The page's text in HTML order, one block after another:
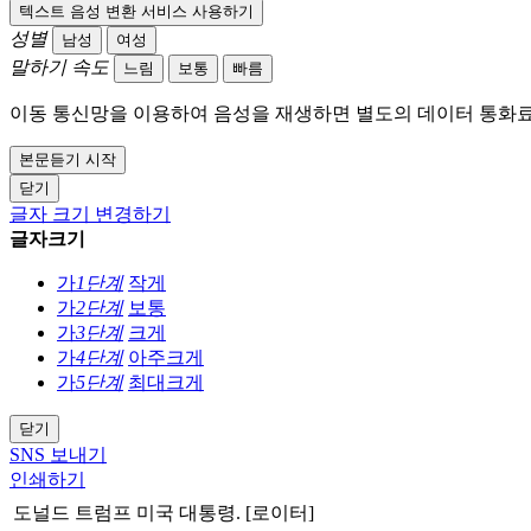
텍스트 음성 변환 서비스 사용하기
성별 남성 여성
말하기 속도 느림 보통 빠름
이동 통신망을 이용하여 음성을 재생하면 별도의 데이터 통화
본문듣기 시작
닫기
글자 크기 변경하기
글자크기
가1단계 작게
가2단계 보통
가3단계 크게
가4단계 아주크게
가5단계 최대크게
닫기
SNS 보내기
인쇄하기
도널드 트럼프 미국 대통령. [로이터]